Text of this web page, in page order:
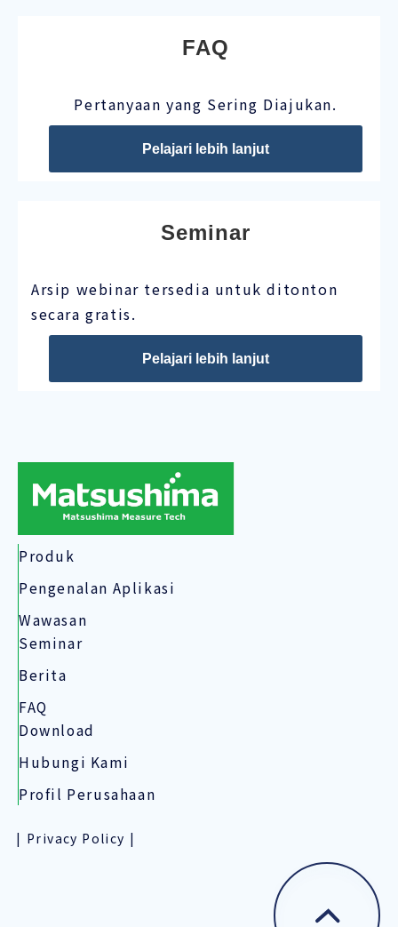
FAQ
Pertanyaan yang Sering Diajukan.
Pelajari lebih lanjut
Seminar
Arsip webinar tersedia untuk ditonton
secara gratis.
Pelajari lebih lanjut
Produk
Pengenalan Aplikasi
Wawasan
Seminar
Berita
FAQ
Download
Hubungi Kami
Profil Perusahaan
Privacy Policy